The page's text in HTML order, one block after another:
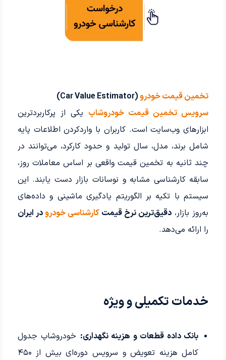
تخمین قیمت خودرو(Car Value Estimator)
سرویس تخمین قیمت خودروشاپ یکی از پرکاربردترین
ابزارهای وب‌سایت است. کاربران با واردکردن اطلاعات پایه
شامل برند، مدل، سال تولید و حدود کارکرد، می‌توانند در
چند ثانیه به تخمین قیمت واقعی بر اساس معاملات روز،
سابقه کارشناسی مشابه و نوسانات بازار دست یابند. این
سیستم با تکیه بر الگوریتم یادگیری ماشینی و داده‌های
به‌روز بازار، دقیق‌ترین نرخ قیمتکارشناسی خودرودر ایران
را ارائه می‌دهد.
خدمات تکمیلی و ویژه
بانک داده قطعات و هزینه نگهداری: خودروشاپ جدول
کامل هزینه تعویض و سرویس دوره‌ای بیش از ۴۵۰